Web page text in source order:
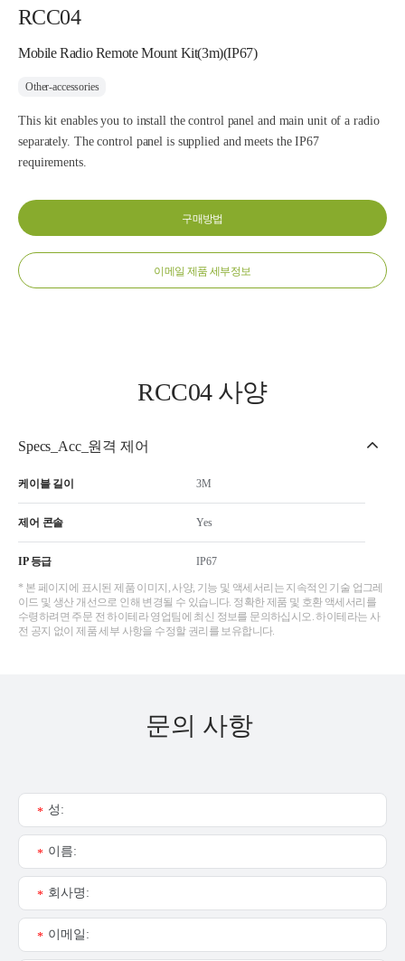
RCC04
Mobile Radio Remote Mount Kit(3m)(IP67)
Other-accessories
This kit enables you to install the control panel and main unit of a radio
separately. The control panel is supplied and meets the IP67
requirements.
구매방법
이메일 제품 세부정보
RCC04 사양
Specs_Acc_원격 제어
케이블 길이 3M
제어 콘솔 Yes
IP 등급 IP67
* 본 페이지에 표시된 제품 이미지, 사양, 기능 및 액세서리는 지속적인 기술 업그레
이드 및 생산 개선으로 인해 변경될 수 있습니다. 정확한 제품 및 호환 액세서리를
수령하려면 주문 전 하이테라 영업팀에 최신 정보를 문의하십시오. 하이테라는 사
전 공지 없이 제품 세부 사항을 수정할 권리를 보유합니다.
문의 사항
성:
*
이름:
*
회사명:
*
이메일:
*